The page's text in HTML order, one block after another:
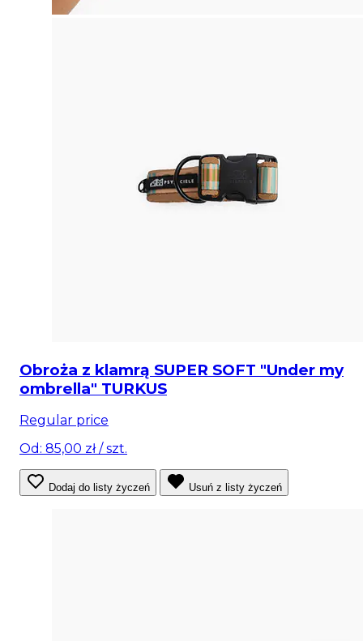
Obroża z klamrą SUPER SOFT "Under my
ombrella" TURKUS
Regular price
Od: 85,00 zł/ szt.
Dodaj do listy życzeń Usuń z listy życzeń